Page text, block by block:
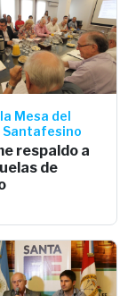
Mesa del
Santafesino
respaldo a
de